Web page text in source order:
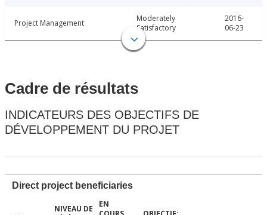
Project Management
Moderately
Satisfactory
2016-
06-23
Cadre de résultats
INDICATEURS DES OBJECTIFS DE
DÉVELOPPEMENT DU PROJET
Direct project beneficiaries